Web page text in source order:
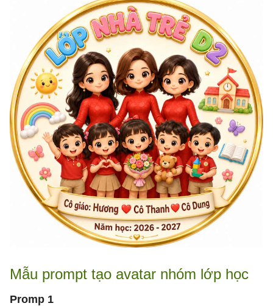
beCác bé có khuôn mặt tròn đáng yêu,
mắt to long lanh, má hồng.Tạo dáng:1
bé giơ tay chào1 bé tạo trái tim bằng
tay1 bé cầm bó hoa1 bé ôm gấu bông1 bé
cầm khối xếp hìnhIcon trang tríChỉ sử
dụng số lượng vừa phải, bố trí cân
đối.Bao gồm:mặt trời cườicầu vồngquyển
sách mởbướmngôi trườngvài bông hoa
nhỏKhông sử dụng quá nhiều icon.Không
gây rối mắt.Để nhiều khoảng trắng giúp
logo sang trọng.Phần dướiDải ruy băng
cong màu kem.Ghi:Cô giáo: Hương ❤️ Cô
Thanh ❤️ Cô DungBên dưới:Năm học: 2026
- 2027Yêu cầu:Có đầy đủ dấu ":".Viết
đúng chính tả.Font chữ rõ ràng.Không
lỗi tiếng Việt.
Mẫu prompt tạo avatar nhóm lớp học
Promp 1